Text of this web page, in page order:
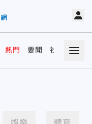
熱門 要聞 社會 娛樂